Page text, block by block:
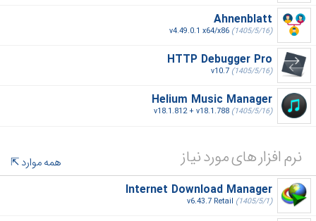
Ahnenblatt
v4.49.0.1 x64/x86 (1405/5/16)
HTTP Debugger Pro
v10.7 (1405/5/16)
Helium Music Manager
v18.1.812 + v18.1.788 (1405/5/16)
نرم افزار های مورد نیاز
همه موارد
Internet Download Manager
v6.43.7 Retail (1405/5/1)